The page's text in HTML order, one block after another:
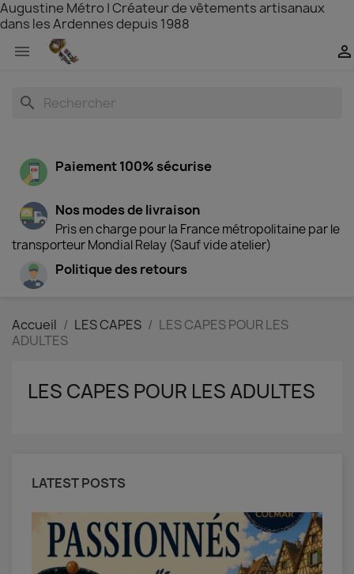
Augustine Métro | Créateur de vêtements artisanaux
dans les Ardennes depuis 1988
 
search
Paiement 100% sécurise
Nos modes de livraison
Pris en charge pour la France métropolitaine par le
transporteur Mondial Relay (Sauf vide atelier)
Politique des retours
Accueil LES CAPES
LES CAPES POUR LES
ADULTES
LES CAPES POUR LES ADULTES
LATEST POSTS